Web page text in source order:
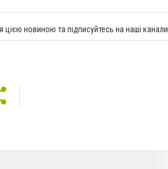
цією новиною та підписуйтесь на наші канали